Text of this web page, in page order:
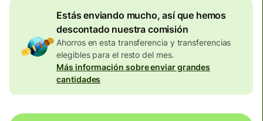
Estás enviando mucho, así que hemos
descontado nuestra comisión
Ahorros en esta transferencia y transferencias
elegibles para el resto del mes.
Más información sobre enviar grandes
cantidades